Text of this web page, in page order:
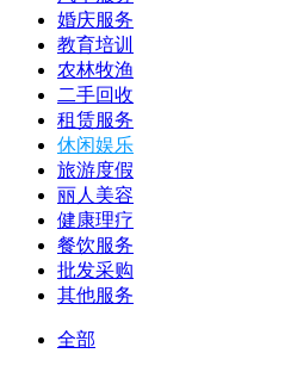
婚庆服务
教育培训
农林牧渔
二手回收
租赁服务
休闲娱乐
旅游度假
丽人美容
健康理疗
餐饮服务
批发采购
其他服务
全部